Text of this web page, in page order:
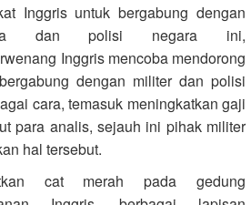
Inggris untuk bergabung dengan
dan polisi negara ini,
Inggris mencoba mendorong
dengan militer dan polisi
cara, temasuk meningkatkan gaji
para analis, sejauh ini pihak militer
hal tersebut.
cat merah pada gedung